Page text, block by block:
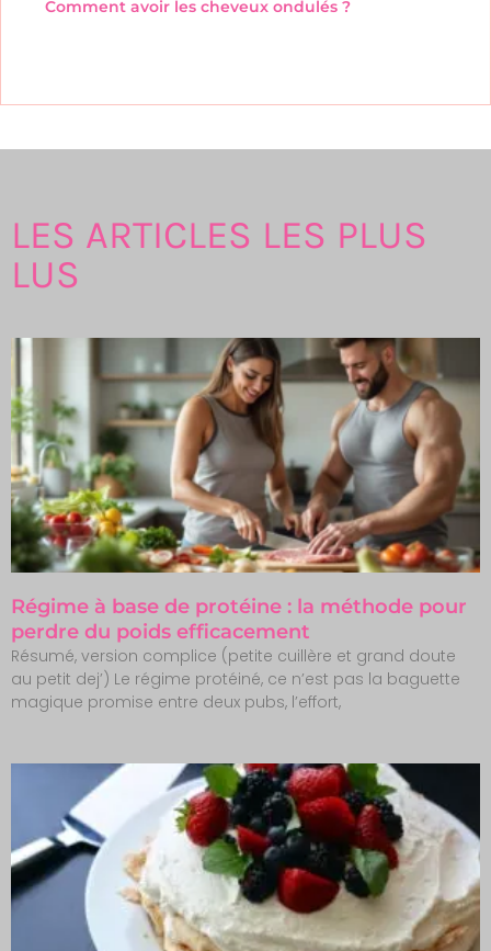
Comment avoir les cheveux ondulés ?
LES ARTICLES LES PLUS
LUS
Régime à base de protéine : la méthode pour
perdre du poids efficacement
Résumé, version complice (petite cuillère et grand doute
au petit dej’) Le régime protéiné, ce n’est pas la baguette
magique promise entre deux pubs, l’effort,